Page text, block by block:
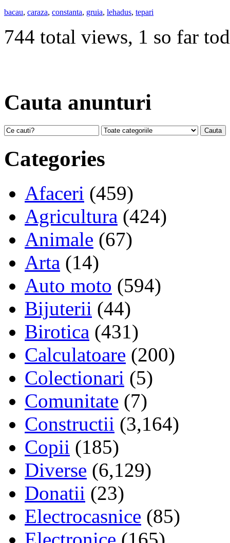
bacau, caraza, constanta, gruia, lehadus, tepari
744 total views, 1 so far
Cauta anunturi
Categories
Afaceri (459)
Agricultura (424)
Animale (67)
Arta (14)
Auto moto (594)
Bijuterii (44)
Birotica (431)
Calculatoare (200)
Colectionari (5)
Comunitate (7)
Constructii (3,164)
Copii (185)
Diverse (6,129)
Donatii (23)
Electrocasnice (85)